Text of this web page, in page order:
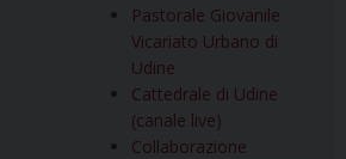
Pastorale Giovanile
Vicariato Urbano di
Udine
Cattedrale di Udine
(canale live)
Collaborazione